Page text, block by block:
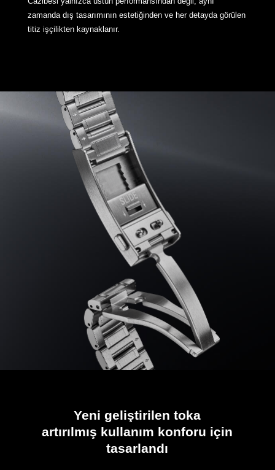
zamanda dış tasarımının estetiğinden ve her detayda görülen
titiz işçilikten kaynaklanır.
Yeni geliştirilen toka
artırılmış kullanım konforu için
tasarlandı